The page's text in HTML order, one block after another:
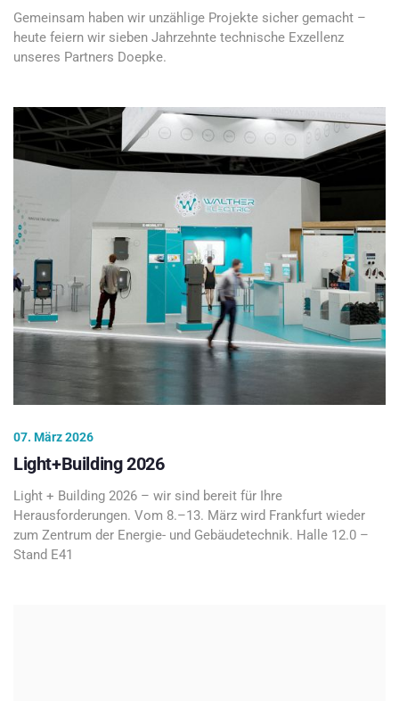
Gemeinsam haben wir unzählige Projekte sicher gemacht –
heute feiern wir sieben Jahrzehnte technische Exzellenz
unseres Partners Doepke.
07. März 2026
Light+Building 2026
Light + Building 2026 – wir sind bereit für Ihre
Herausforderungen. Vom 8.–13. März wird Frankfurt wieder
zum Zentrum der Energie- und Gebäudetechnik. Halle 12.0 –
Stand E41